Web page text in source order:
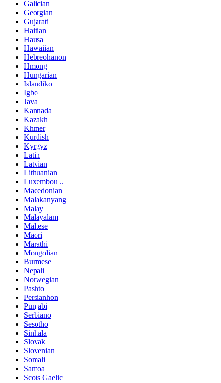
Galician
Georgian
Gujarati
Haitian
Hausa
Hawaiian
Hebreohanon
Hmong
Hungarian
Islandiko
Igbo
Java
Kannada
Kazakh
Khmer
Kurdish
Kyrgyz
Latin
Latvian
Lithuanian
Luxembou ..
Macedonian
Malakanyang
Malay
Malayalam
Maltese
Maori
Marathi
Mongolian
Burmese
Nepali
Norwegian
Pashto
Persianhon
Punjabi
Serbiano
Sesotho
Sinhala
Slovak
Slovenian
Somali
Samoa
Scots Gaelic